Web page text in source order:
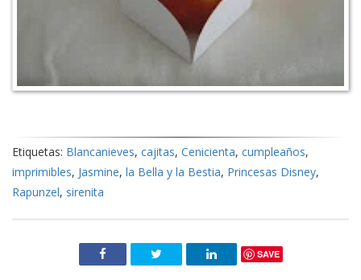
Etiquetas: Blancanieves, cajitas, Cenicienta, cumpleaños,
imprimibles, Jasmine, la Bella y la Bestia, Princesas Disney,
Rapunzel, sirenita
SAVE